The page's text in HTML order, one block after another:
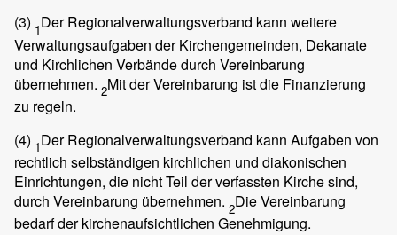
(3) 1Der Regionalverwaltungsverband kann weitere
Verwaltungsaufgaben der Kirchengemeinden, Dekanate
und Kirchlichen Verbände durch Vereinbarung
übernehmen. 2Mit der Vereinbarung ist die Finanzierung
zu regeln.
(4) 1Der Regionalverwaltungsverband kann Aufgaben von
rechtlich selbständigen kirchlichen und diakonischen
Einrichtungen, die nicht Teil der verfassten Kirche sind,
durch Vereinbarung übernehmen. 2Die Vereinbarung
bedarf der kirchenaufsichtlichen Genehmigung.